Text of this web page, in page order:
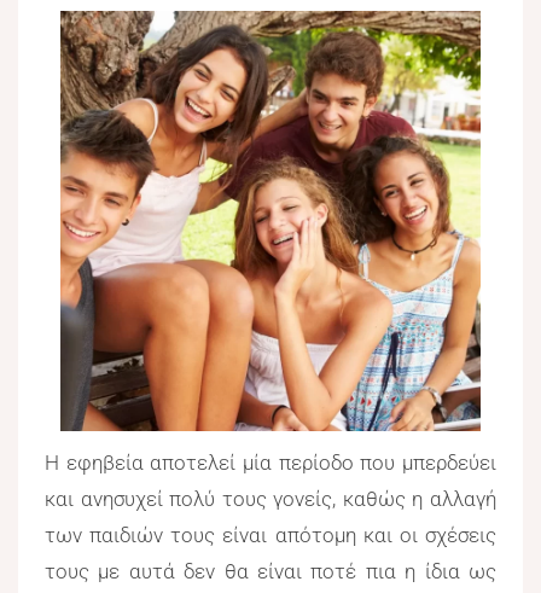
Η εφηβεία αποτελεί μία περίοδο που μπερδεύει
και ανησυχεί πολύ τους γονείς, καθώς η αλλαγή
των παιδιών τους είναι απότομη και οι σχέσεις
τους με αυτά δεν θα είναι ποτέ πια η ίδια ως